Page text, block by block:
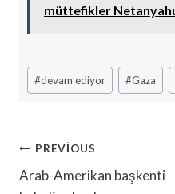
müttefikler
Post
Tags:
#devam ediyor #Gaza
Yazı
Gezinmesi
PREVIOUS
Arab-Amerikan başkenti